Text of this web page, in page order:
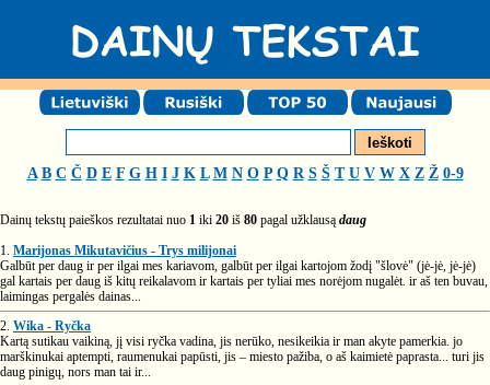
A B C Č D E F G H I J K L M N O P Q R S Š T U V W X Z Ž 0-9
Dainų tekstų paieškos rezultatai nuo 1 iki 20 iš 80 pagal užklausą daug
1. Marijonas Mikutavičius - Trys milijonai
Galbūt per daug ir per ilgai mes kariavom, galbūt per ilgai kartojom žodį "šlovė" (jė-jė, jė-jė)
gal kartais per daug iš kitų reikalavom ir kartais per tyliai mes norėjom nugalėt. ir aš ten buvau,
laimingas pergalės dainas...
2. Wika - Ryčka
Kartą sutikau vaikiną, jį visi ryčka vadina, jis nerūko, nesikeikia ir man akyte pamerkia. jo
marškinukai aptempti, raumenukai papūsti, jis – miesto pažiba, o aš kaimietė paprasta... turi jis
daug pinigų, nors man tai ir...